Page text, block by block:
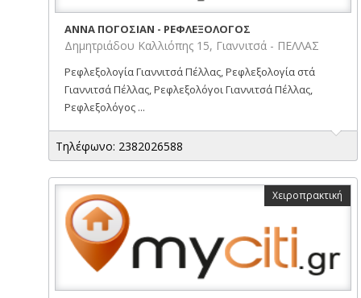
ΑΝΝΑ ΠΟΓΟΣΙΑΝ - ΡΕΦΛΕΞΟΛΟΓΟΣ
Δημητριάδου Καλλιόπης 15, Γιαννιτσά - ΠΕΛΛΑΣ
Ρεφλεξολογία Γιαννιτσά Πέλλας, Ρεφλεξολογία στά
Γιαννιτσά Πέλλας, Ρεφλεξολόγοι Γιαννιτσά Πέλλας,
Ρεφλεξολόγος ...
Τηλέφωνο: 2382026588
Χειροπρακτική